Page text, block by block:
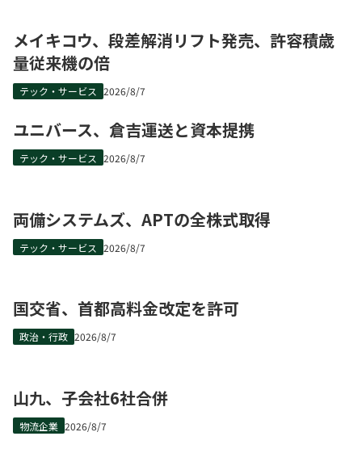
メイキコウ、段差解消リフト発売、許容積歳
量従来機の倍
テック・サービス 2026/8/7
ユニバース、倉吉運送と資本提携
テック・サービス 2026/8/7
両備システムズ、APTの全株式取得
テック・サービス 2026/8/7
国交省、首都高料金改定を許可
政治・行政 2026/8/7
山九、子会社6社合併
物流企業 2026/8/7